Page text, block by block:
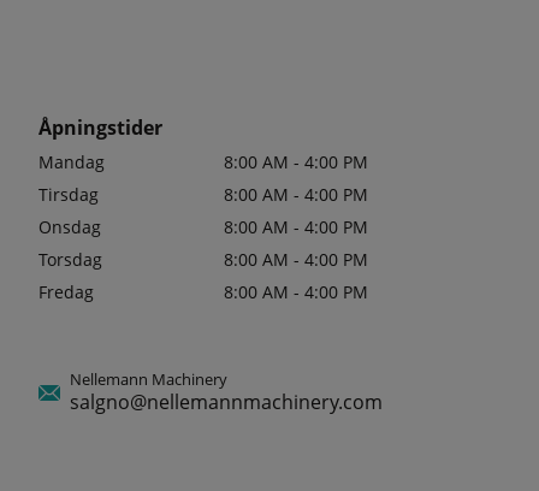
Åpningstider
Mandag
8:00 AM - 4:00 PM
Tirsdag
8:00 AM - 4:00 PM
Onsdag
8:00 AM - 4:00 PM
Torsdag
8:00 AM - 4:00 PM
Fredag
8:00 AM - 4:00 PM
Nellemann Machinery
salgno@nellemannmachinery.com